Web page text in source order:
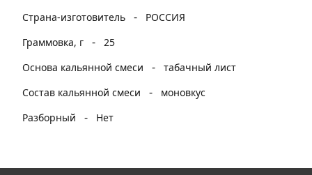
Страна-изготовитель
-
РОССИЯ
Граммовка, г
- 25
Основа кальянной смеси
- табачный лист
Состав кальянной смеси
-
моновкус
Разборный
- Нет